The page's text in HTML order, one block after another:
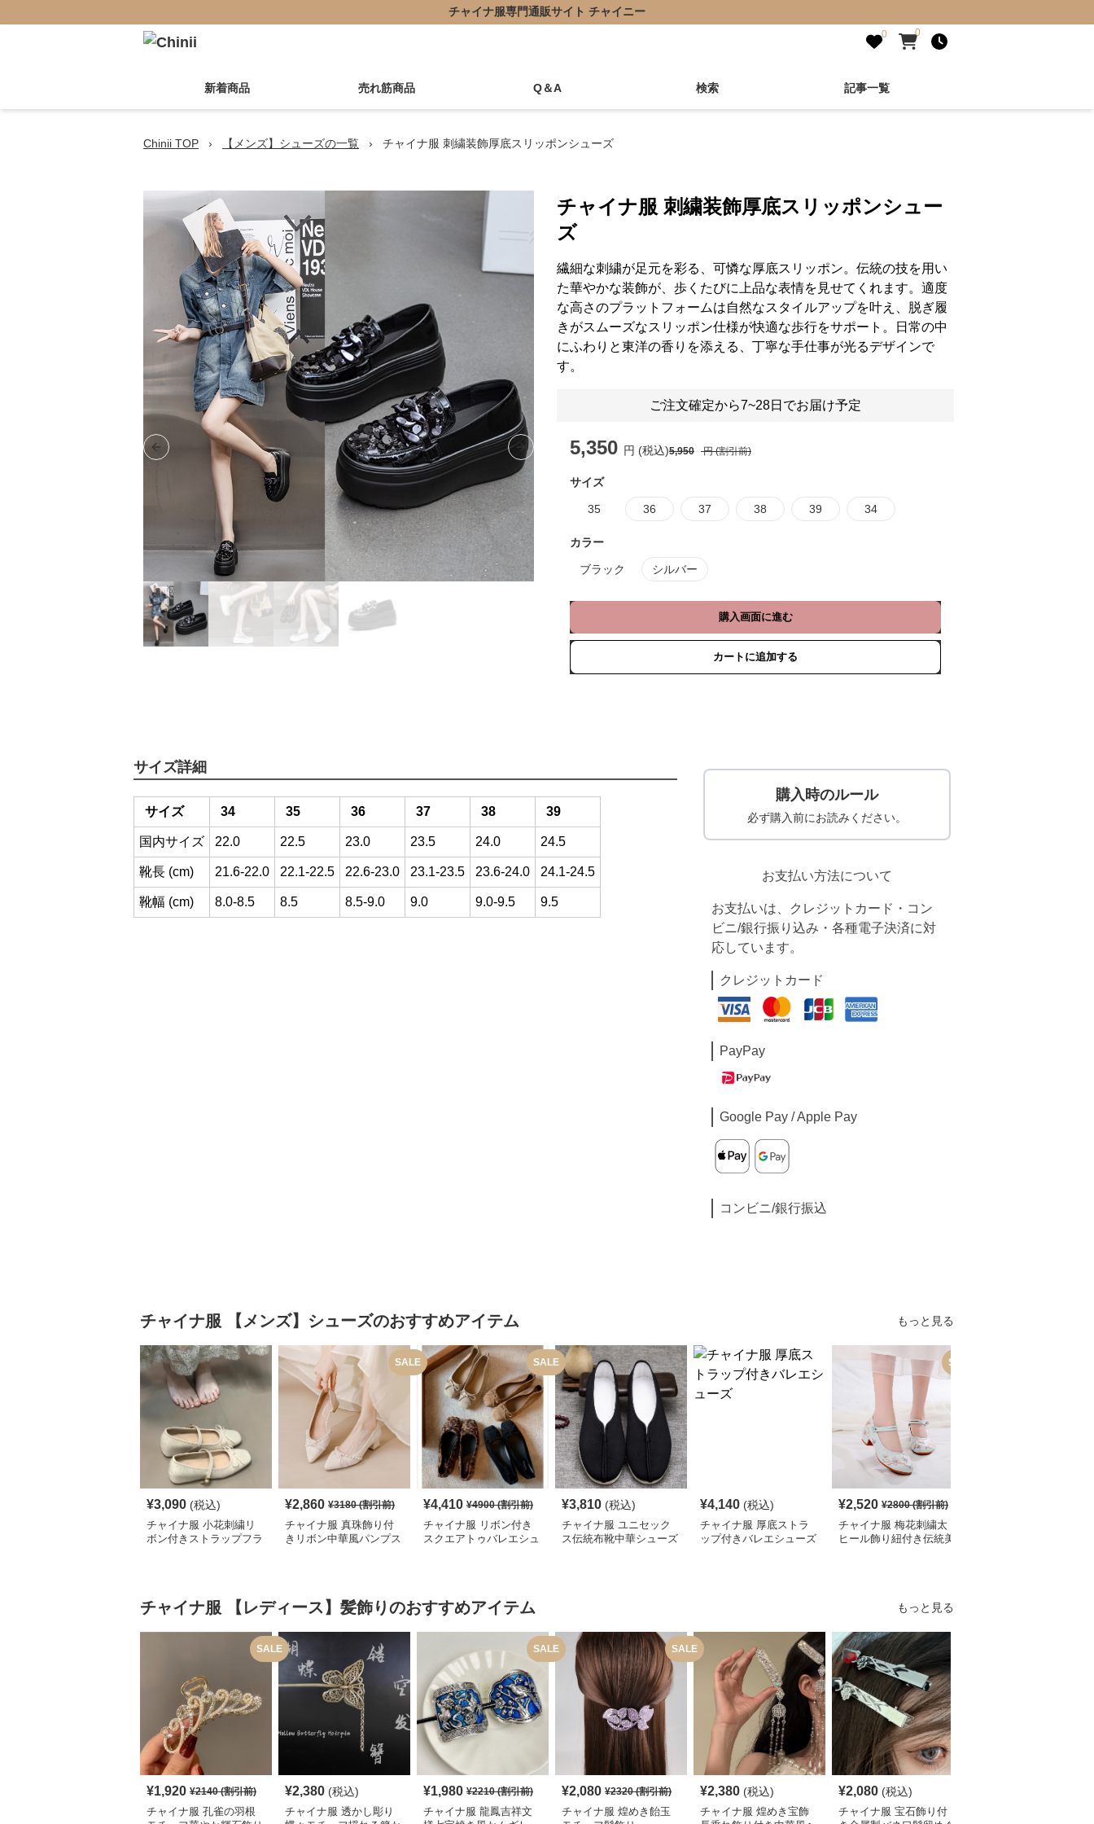
チャイナ服専門通販サイト チャイニー
0 0
新着商品 売れ筋商品 Q＆A 検索 記事一覧
Chinii TOP › 【メンズ】シューズの一覧 › チャイナ服 刺繍装飾厚底スリッポンシューズ
Previous slide Next slide
チャイナ服 刺繍装飾厚底スリッポンシュー
ズ
繊細な刺繍が足元を彩る、可憐な厚底スリッポン。伝統の技を用い
た華やかな装飾が、歩くたびに上品な表情を見せてくれます。適度
な高さのプラットフォームは自然なスタイルアップを叶え、脱ぎ履
きがスムーズなスリッポン仕様が快適な歩行をサポート。日常の中
にふわりと東洋の香りを添える、丁寧な手仕事が光るデザインで
す。
ご注文確定から7~28日でお届け予定
5,350 円 (税込)5,950 円 (割引前)
サイズ
35 36 37 38 39 34
カラー
ブラック シルバー
購入画面に進む
カートに追加する
サイズ詳細
サイズ 34 35 36 37 38 39
国内サイズ 22.0 22.5 23.0 23.5 24.0 24.5
靴長 (cm) 21.6-22.0 22.1-22.5 22.6-23.0 23.1-23.5 23.6-24.0 24.1-24.5
靴幅 (cm) 8.0-8.5 8.5 8.5-9.0 9.0 9.0-9.5 9.5
購入時のルール
必ず購入前にお読みください。
お支払い方法について
お支払いは、クレジットカード・コン
ビニ/銀行振り込み・各種電子決済に対
応しています。
クレジットカード
PayPay
Google Pay / Apple Pay
コンビニ/銀行振込
チャイナ服 【メンズ】シューズのおすすめアイテム もっと見る
¥3,090 (税込)
チャイナ服 小花刺繍リ
ボン付きストラップフラ
SALE
¥2,860 ¥3180(割引前)
チャイナ服 真珠飾り付
きリボン中華風パンプス
SALE
¥4,410 ¥4900(割引前)
チャイナ服 リボン付き
スクエアトゥバレエシュ
¥3,810 (税込)
チャイナ服 ユニセック
ス伝統布靴中華シューズ
¥4,140 (税込)
チャイナ服 厚底ストラ
ップ付きバレエシューズ
SALE
¥2,520 ¥2800(割引前)
チャイナ服 梅花刺繍太
ヒール飾り紐付き伝統美
チャイナ服 【レディース】髪飾りのおすすめアイテム もっと見る
SALE
¥1,920 ¥2140(割引前)
チャイナ服 孔雀の羽根
¥2,380 (税込)
チャイナ服 透かし彫り
SALE
¥1,980 ¥2210(割引前)
チャイナ服 龍鳳吉祥文
SALE
¥2,080 ¥2320(割引前)
チャイナ服 煌めき飴玉
¥2,380 (税込)
チャイナ服 煌めき宝飾
¥2,080 (税込)
チャイナ服 宝石飾り付